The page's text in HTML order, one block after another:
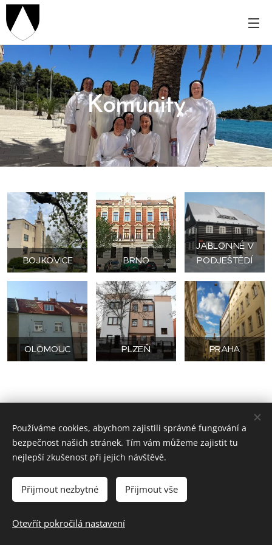
Komunity
BOJKOVICE BRNO
JABLONNÉ V
PODJEŠTĚDÍ
OLOMOUC PLZEŇ PRAHA
Vytvořeno službou
Používáme cookies, abychom zajistili správné fungování a
bezpečnost našich stránek. Tím vám můžeme zajistit tu
nejlepší zkušenost při jejich návštěvě.
Přijmout nezbytné Přijmout vše
Otevřít pokročilá nastavení